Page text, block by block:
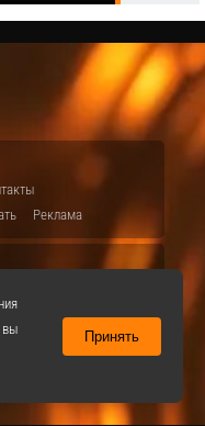
Реклама
вы
Принять